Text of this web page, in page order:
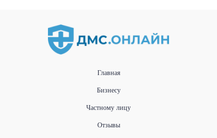
Главная
Бизнесу
Частному лицу
Отзывы